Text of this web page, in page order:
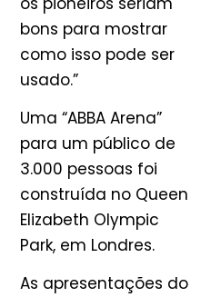
bons para mostrar
como isso pode ser
usado.”
Uma “ABBA Arena”
para um público de
3.000 pessoas foi
construída no Queen
Elizabeth Olympic
Park, em Londres.
As apresentações do